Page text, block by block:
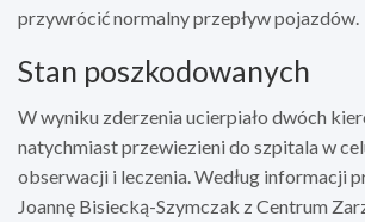
przywrócić normalny przepływ pojazdów.
Stan poszkodowanych
W wyniku zderzenia ucierpiało dwóch
natychmiast przewiezieni do szpitala w
obserwacji i leczenia. Według informacji
Joannę Bisiecką-Szymczak z Centrum